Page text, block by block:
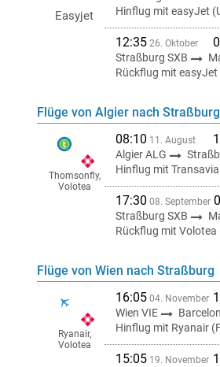
Hinflug mit easyJet
12:35 26. Oktober
Straßburg SXB
Rückflug mit easyJet
Easyjet
Flüge von Algier nach Straßburg
08:10 11. August
Algier ALG
Hinflug mit
17:30 08. September
Straßburg SXB
Rückflug mit Volotea
Thomsonfly,
Volotea
Flüge von Wien nach Straßburg
16:05 04. November
Wien VIE
Hinflug mit Ryanair
15:05 19. November
Ryanair,
Volotea